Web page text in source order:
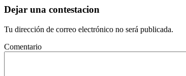
Dejar una contestacion
Tu dirección de correo electrónico no será publicada.
Comentario